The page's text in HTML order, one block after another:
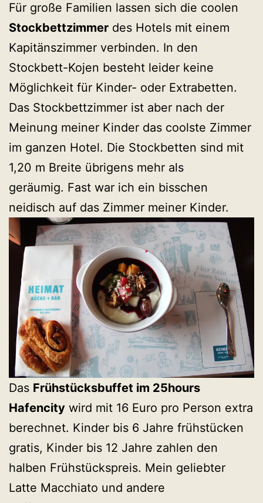
Für große Familien lassen sich die coolen
Stockbettzimmer des Hotels mit einem
Kapitänszimmer verbinden. In den
Stockbett-Kojen besteht leider keine
Möglichkeit für Kinder- oder Extrabetten.
Das Stockbettzimmer ist aber nach der
Meinung meiner Kinder das coolste Zimmer
im ganzen Hotel. Die Stockbetten sind mit
1,20 m Breite übrigens mehr als
geräumig. Fast war ich ein bisschen
neidisch auf das Zimmer meiner Kinder.
Das Frühstücksbuffet im 25hours
Hafencity wird mit 16 Euro pro Person extra
berechnet. Kinder bis 6 Jahre frühstücken
gratis, Kinder bis 12 Jahre zahlen den
halben Frühstückspreis. Mein geliebter
Latte Macchiato und andere